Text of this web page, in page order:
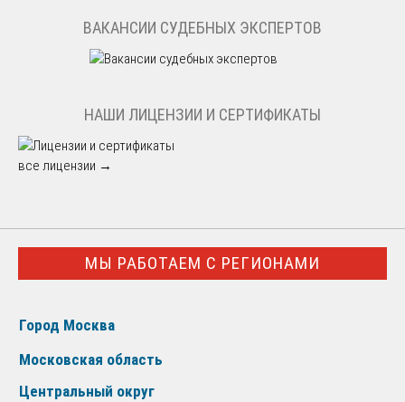
ВАКАНСИИ СУДЕБНЫХ ЭКСПЕРТОВ
НАШИ ЛИЦЕНЗИИ И СЕРТИФИКАТЫ
все лицензии →
МЫ РАБОТАЕМ С РЕГИОНАМИ
Город Москва
Московская область
Центральный округ